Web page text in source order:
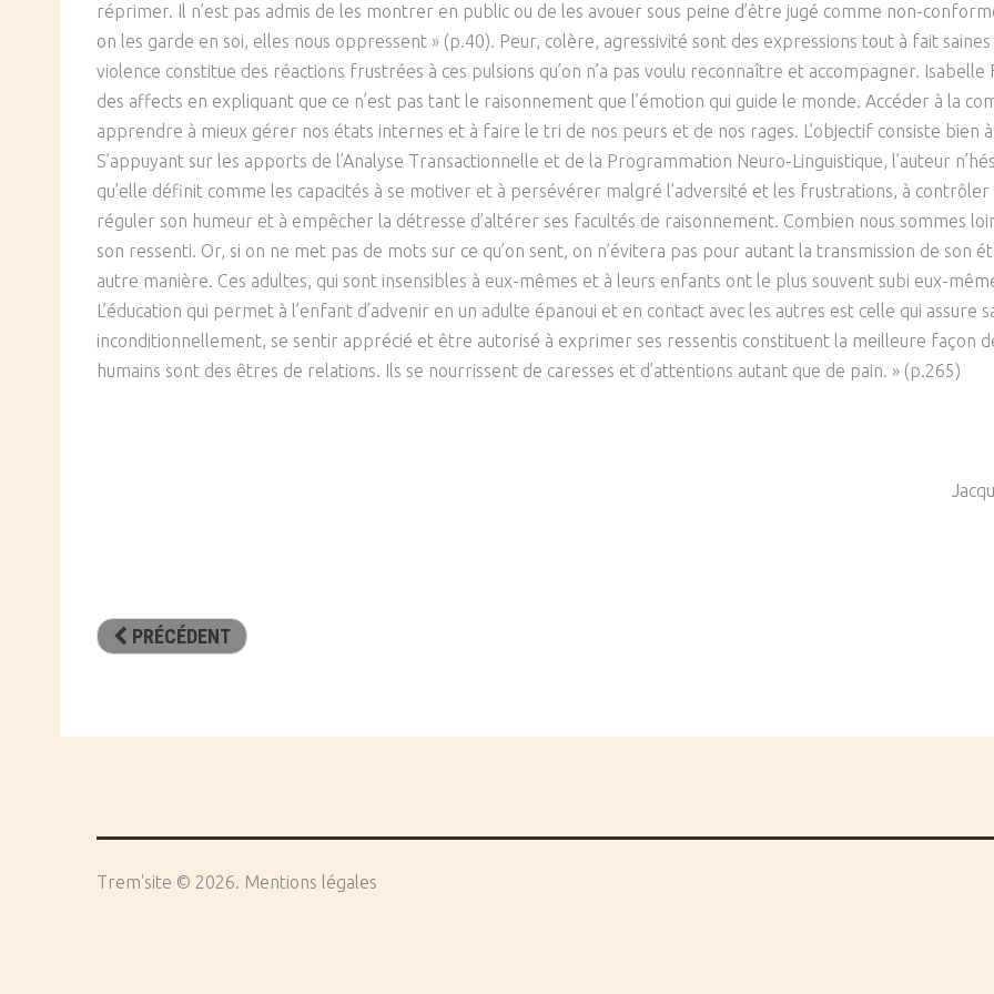
Violence / Maltraitance
Agression Sexuelle
Délinquance
Banlieue
Protection De L'enfance
Accueil – Placement
Psychanalyse
Psychiatrie
Psychologie
Sexualité
Sociologie
SOCIÉTÉ
Droit
Économie / Emploi
Justice
Politique
Religion
Scolarité
CULTURE
Romans / Médias
réprimer. Il n’est pas admis de les montrer en public ou de les avouer sous peine d’être jugé comme non-
on les garde en soi, elles nous oppressent » (p.40). Peur, colère, agressivité sont des expressions tout à fait saines
violence constitue des réactions frustrées à ces pulsions qu’on n’a pas voulu reconnaître et accompagner.
des affects en expliquant que ce n’est pas tant le raisonnement que l’émotion qui guide le monde. Accéder à la
apprendre à mieux gérer nos états internes et à faire le tri de nos peurs et de nos rages. L’objectif consiste
S’appuyant sur les apports de l’Analyse Transactionnelle et de la Programmation Neuro-Linguistique, l’auteur
qu’elle définit comme les capacités à se motiver et à persévérer malgré l’adversité et les frustrations, à
réguler son humeur et à empêcher la détresse d’altérer ses facultés de raisonnement. Combien nous sommes
son ressenti. Or, si on ne met pas de mots sur ce qu’on sent, on n’évitera pas pour autant la transmission de son
autre manière. Ces adultes, qui sont insensibles à eux-mêmes et à leurs enfants ont le plus souvent subi eux-
L’éducation qui permet à l’enfant d’advenir en un adulte épanoui et en contact avec les autres est celle qui
inconditionnellement, se sentir apprécié et être autorisé à exprimer ses ressentis constituent la meilleure façon
humains sont des êtres de relations. Ils se nourrissent de caresses et d’attentions autant que de pain. » (p.265)
PRÉCÉDENT
Trem'site © 2026 Mentions légales